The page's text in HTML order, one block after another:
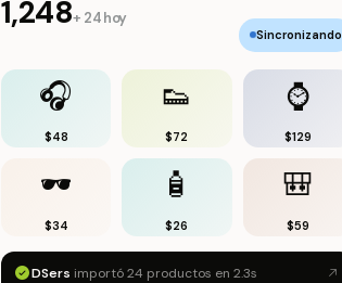
1,248+ 24 hoy
Sincronizando
🎧
$48
👟
$72
⌚️
$129
🕶
$34
🧴
$26
🎒
$59
DSers importó 24 productos en 2.3s